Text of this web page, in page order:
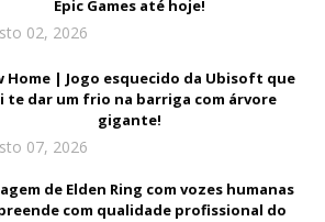
Epic Games até hoje!
02, 2026
Home | Jogo esquecido da Ubisoft que
te dar um frio na barriga com árvore
gigante!
07, 2026
de Elden Ring com vozes humanas
com qualidade profissional do